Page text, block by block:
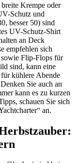
Krempe oder
Schutz und
besser 50) sind
UV-Schutz-Shirt
an Deck
empfehlen sich
sowie Flip-Flops für
sind, kann eine
kühlere Abende
Sie auch an
kann es zu kurzen
schauen Sie sich
an.